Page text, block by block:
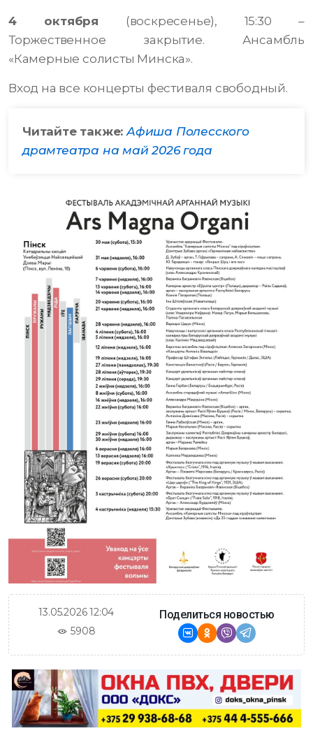
4 октября (воскресенье), 15:30 –
Торжественное закрытие. Ансамбль
«Камерные солисты Минска».
Вход на все концерты фестиваля свободный.
Читайте также:Афиша Полесского
драмтеатра на май 2026 года
13.05.2026 12:04
5908
Поделиться новостью